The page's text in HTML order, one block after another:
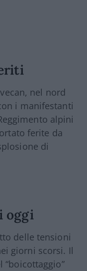
nel nord
i manifestanti
alpini
ferite da
di
oggi
delle tensioni
giorni scorsi. Il
“boicottaggio”